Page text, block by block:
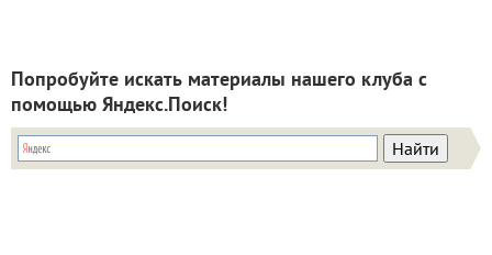
Попробуйте искать материалы нашего клуба с
помощью Яндекс.Поиск!